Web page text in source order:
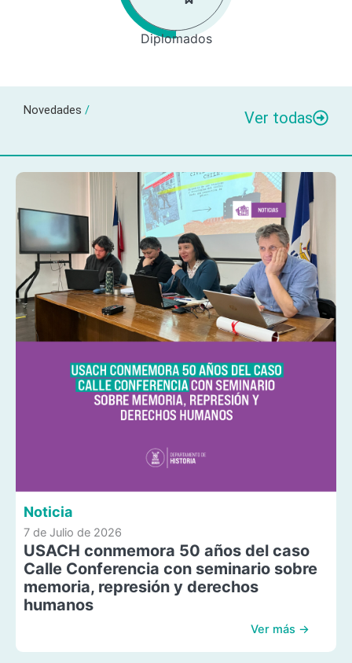
Diplomados
Novedades / Ver todas
Noticia
7 de Julio de 2026
USACH conmemora 50 años del caso
Calle Conferencia con seminario sobre
memoria, represión y derechos
humanos
Ver más →